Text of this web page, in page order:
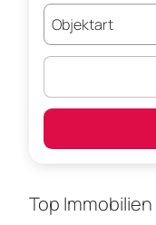
Top Immobilien